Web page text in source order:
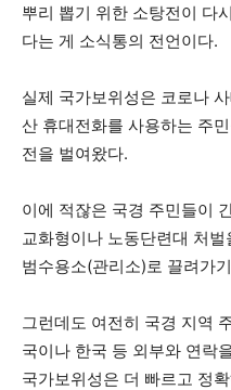
뿌리 뽑기 위한 소탕전이 다
다는 게 소식통의 전언이다.
실제 국가보위성은 코로나
산 휴대전화를 사용하는 주
전을 벌여왔다.
이에 적잖은 국경 주민들이
교화형이나 노동단련대 처
범수용소(관리소)로 끌려가
그런데도 여전히 국경 지역
국이나 한국 등 외부와 연락
국가보위성은 더 빠르고 정